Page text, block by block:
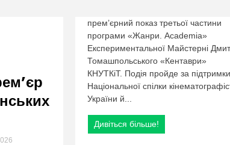
прем’єрний показ третьої частини
програми «Жанри. Academia»
Експериментальної Майстерні
Томашпольського «Кентаври»
КНУТКіТ. Подія пройде за підтримки
Національної спілки
України й...
Дивіться більше!